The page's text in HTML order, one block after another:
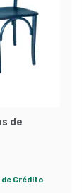
de
de Crédito